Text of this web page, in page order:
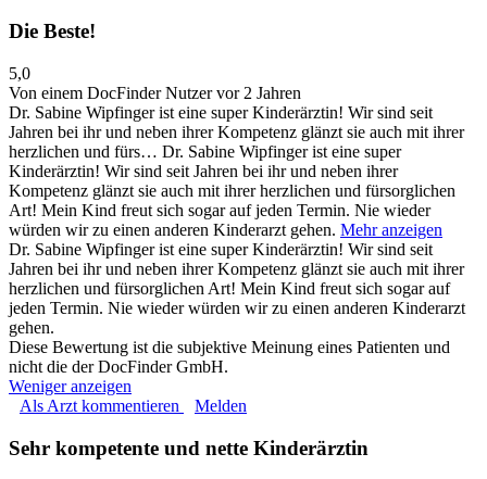
Die Beste!
5,0
Von einem DocFinder Nutzervor 2 Jahren
Dr. Sabine Wipfinger ist eine super Kinderärztin! Wir sind seit
Jahren bei ihr und neben ihrer Kompetenz glänzt sie auch mit ihrer
herzlichen und fürs… Dr. Sabine Wipfinger ist eine super
Kinderärztin! Wir sind seit Jahren bei ihr und neben ihrer
Kompetenz glänzt sie auch mit ihrer herzlichen und fürsorglichen
Art! Mein Kind freut sich sogar auf jeden Termin. Nie wieder
würden wir zu einen anderen Kinderarzt gehen. Mehr anzeigen
Dr. Sabine Wipfinger ist eine super Kinderärztin! Wir sind seit
Jahren bei ihr und neben ihrer Kompetenz glänzt sie auch mit ihrer
herzlichen und fürsorglichen Art! Mein Kind freut sich sogar auf
jeden Termin. Nie wieder würden wir zu einen anderen Kinderarzt
gehen.
Diese Bewertung ist die subjektive Meinung eines Patienten und
nicht die der DocFinder GmbH.
Weniger anzeigen
Als Arzt kommentieren
Melden
Sehr kompetente und nette Kinderärztin